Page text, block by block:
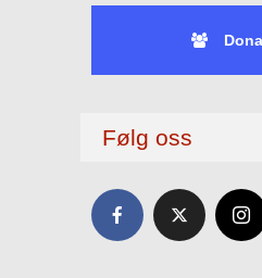
Følg oss